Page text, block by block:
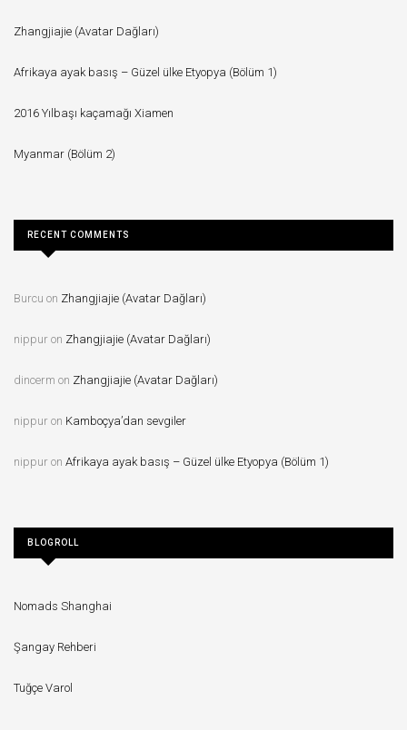
Zhangjiajie (Avatar Dağları)
Afrikaya ayak basış – Güzel ülke Etyopya (Bölüm 1)
2016 Yılbaşı kaçamağı Xiamen
Myanmar (Bölüm 2)
RECENT COMMENTS
Burcu on Zhangjiajie (Avatar Dağları)
nippur on Zhangjiajie (Avatar Dağları)
dincerm on Zhangjiajie (Avatar Dağları)
nippur on Kamboçya’dan sevgiler
nippur on Afrikaya ayak basış – Güzel ülke Etyopya (Bölüm 1)
BLOGROLL
Nomads Shanghai
Şangay Rehberi
Tuğçe Varol